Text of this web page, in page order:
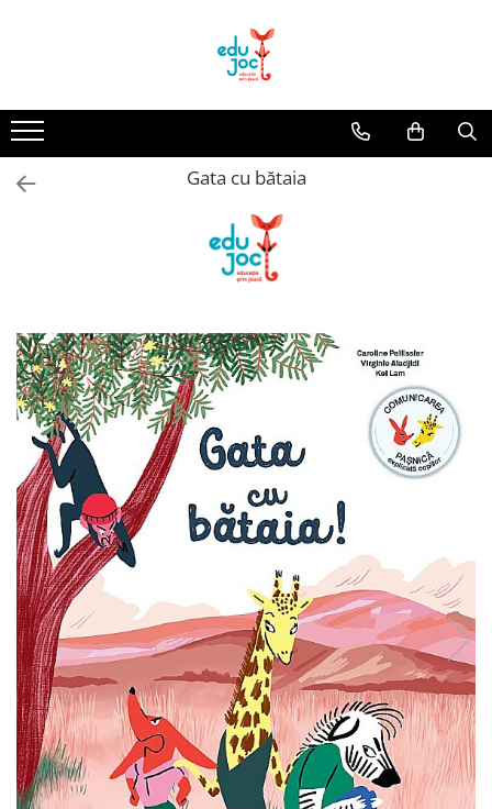
1-2 ani
3-4 ani
5-7 ani
Gata cu bătaia